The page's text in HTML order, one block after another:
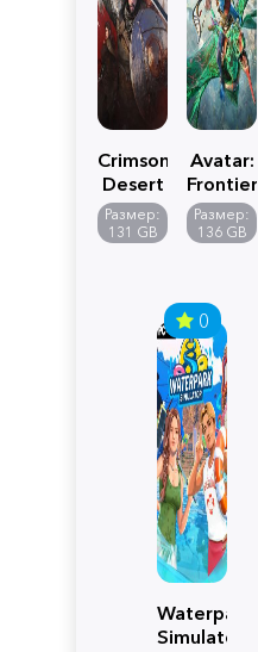
Crimson
Desert
Размер:
131 GB
Avatar:
Frontiers
of
Pandora
Размер:
136 GB
0
Waterpark
Simulator